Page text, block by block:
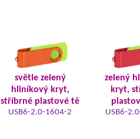
světle zelený
hliníkový kryt,
stříbrné plastové tě
USB6-2.0-1604-2
zelený
kryt,
USB6-